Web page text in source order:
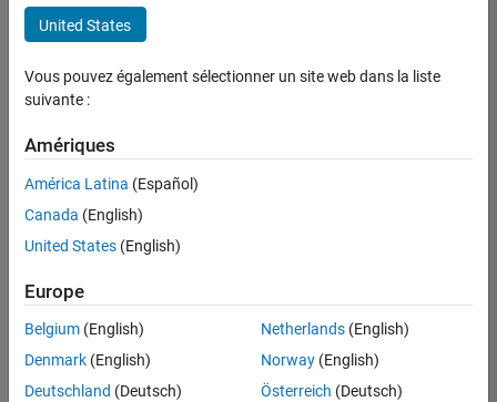
FILTRER PAR
Technologies de l’information
Ventes pour l'éducation
Services marketing
Actuellement,
aucune
offre
d'emploi
correspondant
à vos
critères
de
recherche.
United States
Vous pouvez également sélectionner un site web dans la liste
suivante :
Amériques
América Latina (Español)
Canada (English)
United States (English)
Europe
Belgium (English)
Denmark (English)
Deutschland (Deutsch)
Netherlands(English)
Norway(English)
Österreich (Deutsch)